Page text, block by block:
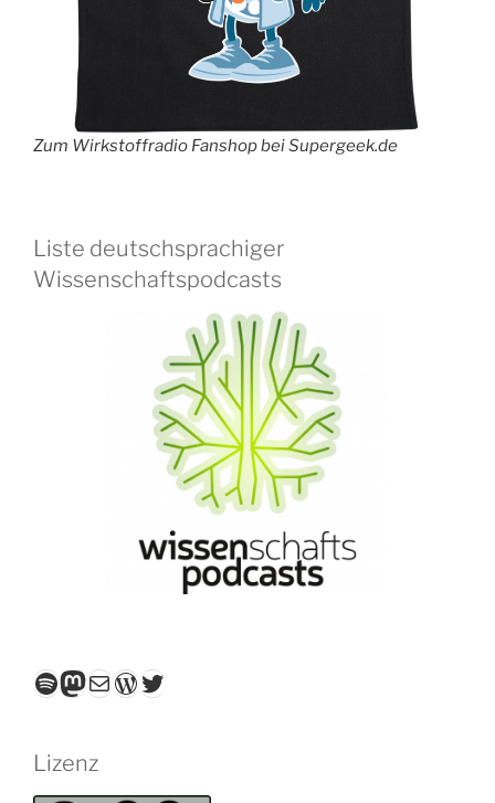
Zum Wirkstoffradio Fanshop bei Supergeek.de
Liste deutschsprachiger
Wissenschaftspodcasts
Spotify
Mastodon
E-MailWordPress
Twitter
Lizenz